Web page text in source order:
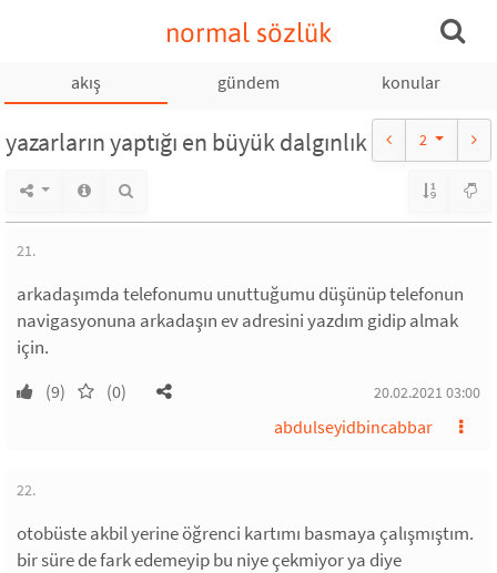
normal sözlük
akış gündem konular
yazarların yaptığı en büyük dalgınlık 2
21.
arkadaşımda telefonumu unuttuğumu düşünüp telefonun
navigasyonuna arkadaşın ev adresini yazdım gidip almak
için.
(9) (0) 20.02.2021 03:00
abdulseyidbincabbar
22.
otobüste akbil yerine öğrenci kartımı basmaya çalışmıştım.
bir süre de fark edemeyip bu niye çekmiyor ya diye